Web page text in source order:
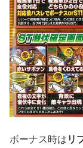
ボーナス時は リ